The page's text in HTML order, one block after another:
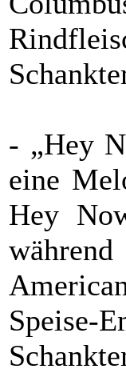
- „Hey
eine
Hey